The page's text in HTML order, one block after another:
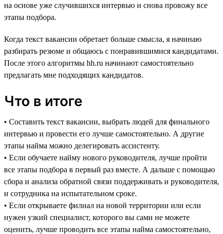
на основе уже случившихся интервью и снова провожу все
этапы подбора.
Когда текст вакансии обретает больше смысла, я начинаю
разбирать резюме и общаюсь с понравившимися кандидатами.
После этого алгоритмы hh.ru начинают самостоятельно
предлагать мне подходящих кандидатов.
Что в итоге
• Составить текст вакансии, выбрать людей для финального
интервью и провести его лучше самостоятельно. А другие
этапы найма можно делегировать ассистенту.
• Если обучаете найму нового руководителя, лучше пройти
все этапы подбора в первый раз вместе. А дальше с помощью
сбора и анализа обратной связи поддерживать и руководителя,
и сотрудника на испытательном сроке.
• Если открываете филиал на новой территории или если
нужен узкий специалист, которого вы сами не можете
оценить, лучше проводить все этапы найма самостоятельно,